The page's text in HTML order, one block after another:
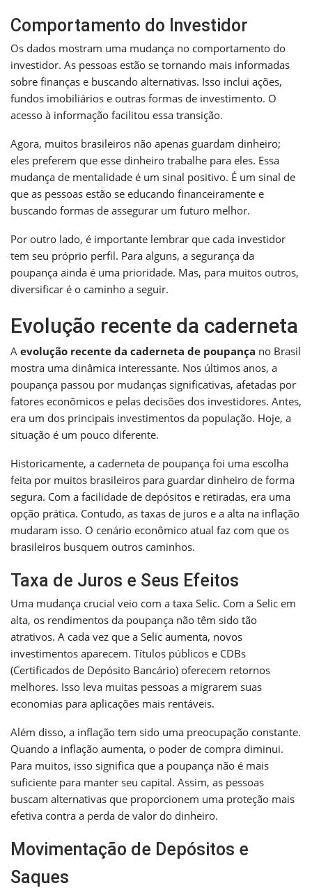
Comportamento do Investidor
Os dados mostram uma mudança no comportamento do
investidor. As pessoas estão se tornando mais informadas
sobre finanças e buscando alternativas. Isso inclui ações,
fundos imobiliários e outras formas de investimento. O
acesso à informação facilitou essa transição.
Agora, muitos brasileiros não apenas guardam dinheiro;
eles preferem que esse dinheiro trabalhe para eles. Essa
mudança de mentalidade é um sinal positivo. É um sinal de
que as pessoas estão se educando financeiramente e
buscando formas de assegurar um futuro melhor.
Por outro lado, é importante lembrar que cada investidor
tem seu próprio perfil. Para alguns, a segurança da
poupança ainda é uma prioridade. Mas, para muitos outros,
diversificar é o caminho a seguir.
Evolução recente da caderneta
A evolução recente da caderneta de poupança no Brasil
mostra uma dinâmica interessante. Nos últimos anos, a
poupança passou por mudanças significativas, afetadas por
fatores econômicos e pelas decisões dos investidores. Antes,
era um dos principais investimentos da população. Hoje, a
situação é um pouco diferente.
Historicamente, a caderneta de poupança foi uma escolha
feita por muitos brasileiros para guardar dinheiro de forma
segura. Com a facilidade de depósitos e retiradas, era uma
opção prática. Contudo, as taxas de juros e a alta na inflação
mudaram isso. O cenário econômico atual faz com que os
brasileiros busquem outros caminhos.
Taxa de Juros e Seus Efeitos
Uma mudança crucial veio com a taxa Selic. Com a Selic em
alta, os rendimentos da poupança não têm sido tão
atrativos. A cada vez que a Selic aumenta, novos
investimentos aparecem. Títulos públicos e CDBs
(Certificados de Depósito Bancário) oferecem retornos
melhores. Isso leva muitas pessoas a migrarem suas
economias para aplicações mais rentáveis.
Além disso, a inflação tem sido uma preocupação constante.
Quando a inflação aumenta, o poder de compra diminui.
Para muitos, isso significa que a poupança não é mais
suficiente para manter seu capital. Assim, as pessoas
buscam alternativas que proporcionem uma proteção mais
efetiva contra a perda de valor do dinheiro.
Movimentação de Depósitos e
Saques